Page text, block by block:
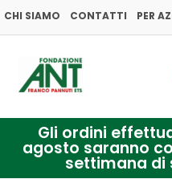
Vai
al
contenuto
CHI SIAMO CONTATTI PER
Gli ordini
agosto saranno
settimana di